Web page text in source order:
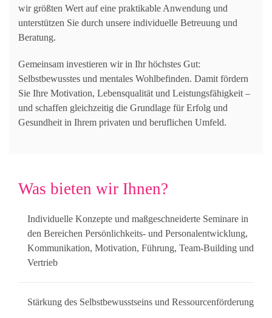
wir größten Wert auf eine praktikable Anwendung und
unterstützen Sie durch unsere individuelle Betreuung und
Beratung.
Gemeinsam investieren wir in Ihr höchstes Gut:
Selbstbewusstes und mentales Wohlbefinden. Damit fördern
Sie Ihre Motivation, Lebensqualität und Leistungsfähigkeit –
und schaffen gleichzeitig die Grundlage für Erfolg und
Gesundheit in Ihrem privaten und beruflichen Umfeld.
Was bieten wir Ihnen?
Individuelle Konzepte und maßgeschneiderte Seminare in
den Bereichen Persönlichkeits- und Personalentwicklung,
Kommunikation, Motivation, Führung, Team-Building und
Vertrieb
Stärkung des Selbstbewusstseins und Ressourcenförderung